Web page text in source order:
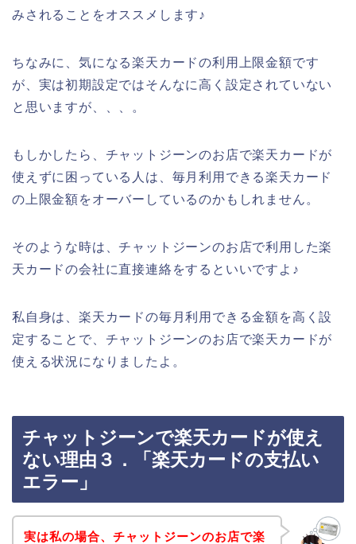
みされることをオススメします♪
ちなみに、気になる楽天カードの利用上限金額です
が、実は初期設定ではそんなに高く設定されていない
と思いますが、、、。
もしかしたら、チャットジーンのお店で楽天カードが
使えずに困っている人は、毎月利用できる楽天カード
の上限金額をオーバーしているのかもしれません。
そのような時は、チャットジーンのお店で利用した楽
天カードの会社に直接連絡をするといいですよ♪
私自身は、楽天カードの毎月利用できる金額を高く設
定することで、チャットジーンのお店で楽天カードが
使える状況になりましたよ。
チャットジーンで楽天カードが使え
ない理由３．「楽天カードの支払い
エラー」
実は私の場合、チャットジーンのお店で楽